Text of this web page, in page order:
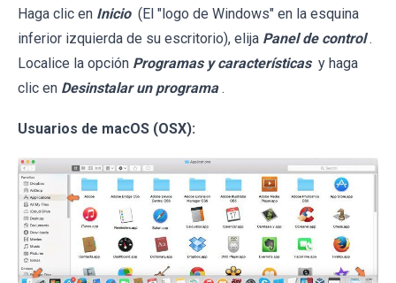
Haga clic en Inicio (El "logo de Windows" en la esquina
inferior izquierda de su escritorio), elija Panel de control .
Localice la opción Programas y características y haga
clic en Desinstalar un programa .
Usuarios de macOS (OSX):